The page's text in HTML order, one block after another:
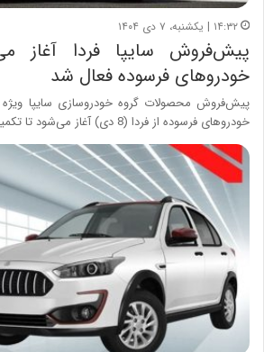
۱۴:۳۲ | یکشنبه، ۷ دی ۱۴۰۴
پیش‌فروش سایپا فردا آغاز
خودروهای فرسوده فعال شد
پیش‌فروش محصولات گروه خودروسازی سایپا
خودرو‌های فرسوده از فردا (8 دی) آغاز می‌شود تا تکمیل ظرفیت…